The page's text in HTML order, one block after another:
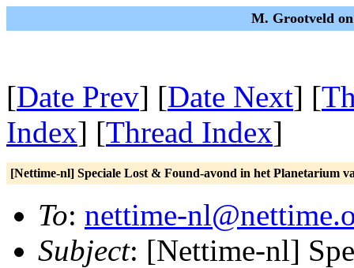
M. Grootveld on
[Date Prev] [Date Next] [
Index] [Thread Index]
[Nettime-nl] Speciale Lost & Found-avond in het Planetarium
To: nettime-
Subject: [Nettime-nl]